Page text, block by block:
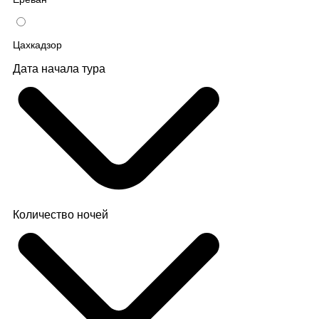
Цахкадзор
Дата начала тура
Количество ночей